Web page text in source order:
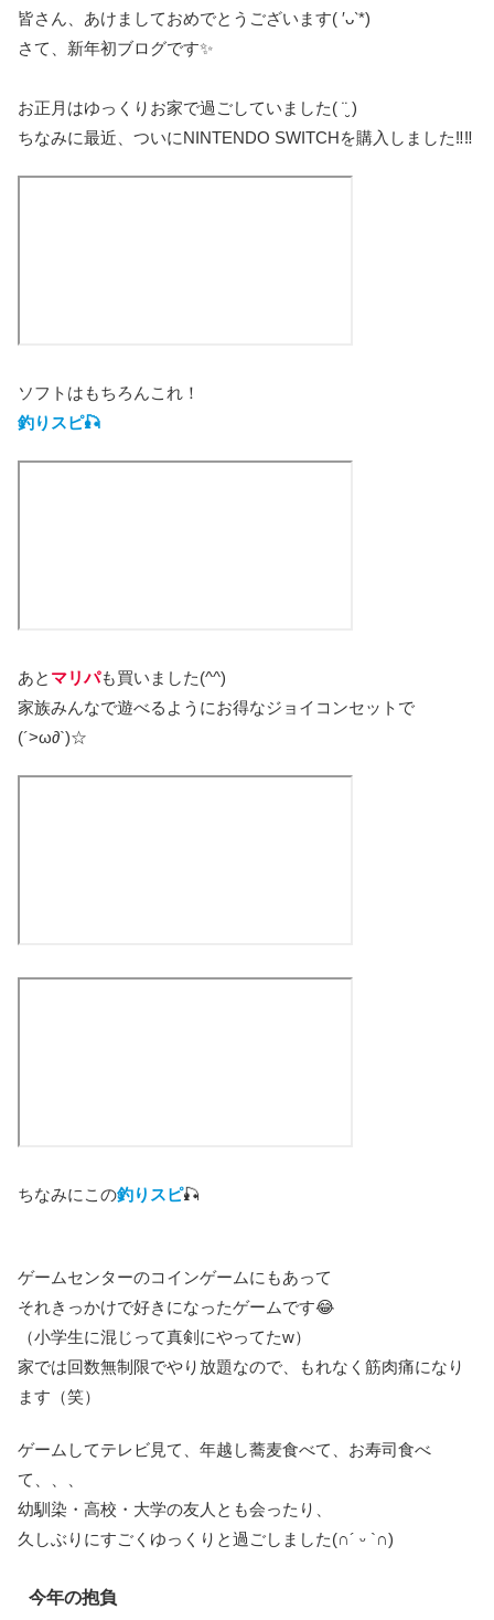
皆さん、あけましておめでとうございます( ′ᴗ‵*)
さて、新年初ブログです✨
お正月はゆっくりお家で過ごしていました( ¨̮ )
ちなみに最近、ついにNINTENDO SWITCHを購入しました‼️‼️
ソフトはもちろんこれ！
釣りスピ🎣
あと マリパも買いました(^^)
家族みんなで遊べるようにお得なジョイコンセットで
(´>ω∂`)☆
ちなみにこの釣りスピ🎣
ゲームセンターのコインゲームにもあって
それきっかけで好きになったゲームです😂
（小学生に混じって真剣にやってたw）
家では回数無制限でやり放題なので、もれなく筋肉痛になり
ます（笑）
ゲームしてテレビ見て、年越し蕎麦食べて、お寿司食べ
て、、、
幼馴染・高校・大学の友人とも会ったり、
久しぶりにすごくゆっくりと過ごしました(∩´ ᵕ `∩)
今年の抱負